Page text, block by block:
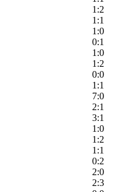
1:2
1:1
1:0
0:1
1:0
1:2
0:0
1:1
7:0
2:1
3:1
1:0
1:2
1:1
0:2
2:0
2:3